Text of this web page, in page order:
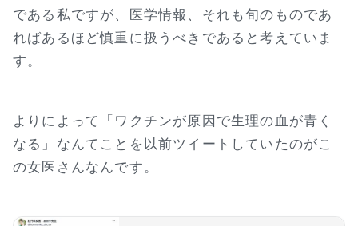
である私ですが、医学情報、それも旬のものであ
ればあるほど慎重に扱うべきであると考えていま
す。
よりによって「ワクチンが原因で生理の血が青く
なる」なんてことを以前ツイートしていたのがこ
の女医さんなんです。